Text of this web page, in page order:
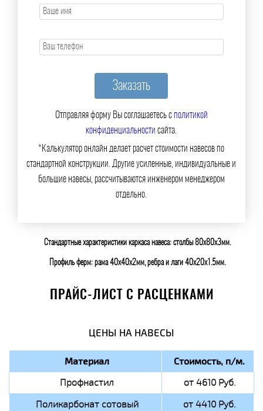
Отправляя форму Вы соглашаетесь сполитикой
конфиденциальности сайта.
*Калькулятор онлайн делает расчет стоимости навесов по
стандартной конструкции. Другие усиленные, индивидуальные и
большие навесы, рассчитываются инженером менеджером
отдельно.
Стандартные характеристики каркаса навеса: столбы 80х80х3мм.
Профиль ферм: рама 40х40х2мм, ребра и лаги 40х20х1.5мм.
ПРАЙС-ЛИСТ С РАСЦЕНКАМИ
ЦЕНЫ НА НАВЕСЫ
Материал Стоимость, п/м.
Профнастил
от 4610 Руб.
Поликарбонат сотовый
от 4410 Руб.